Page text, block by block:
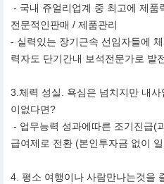
- 국내 쥬얼리업계 중 최고에 제품
전문적인판매 / 제품관리
- 실력있는 장기근속 선임자들에
력자도 단기간내 보석전문가로 발
3.체력 성실. 욕심은 넘치지만 내
이없다면?
- 업무능력 성과에따른 조기진급(
급여제로 전환 (본인투자금 없이
4. 평소 여행이나 사람만나는것을